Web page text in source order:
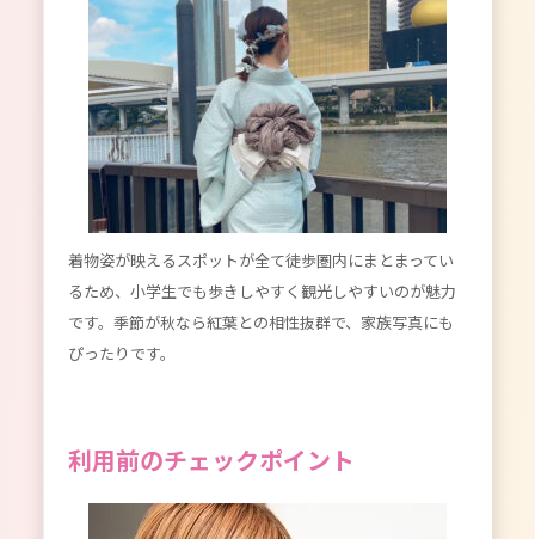
着物姿が映えるスポットが全て徒歩圏内にまとまってい
るため、小学生でも歩きしやすく観光しやすいのが魅力
です。季節が秋なら紅葉との相性抜群で、家族写真にも
ぴったりです。
利用前のチェックポイント